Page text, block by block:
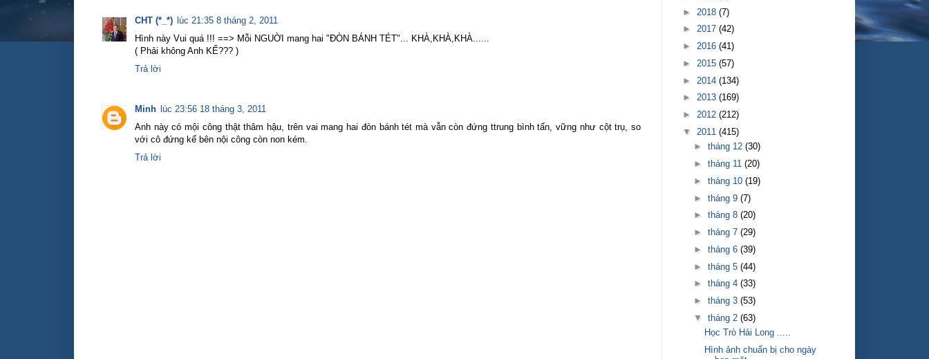
CHT (*_*) lúc 21:35 8 tháng 2, 2011
Hình này Vui quá !!! ==> Mỗi NGUỜI mang hai "ĐÒN BÁNH TÉT"... KHÀ,KHÀ,KHÀ......
( Phải không Anh KẾ??? )
Trả lời
Minh lúc 23:56 18 tháng 3, 2011
Anh này có mội công thật thâm hậu, trên vai mang hai đòn bánh tét mà vẫn còn đứng ttrung bình tấn, vững như cột trụ, so
với cô đứng kế bên nội công còn non kém.
Trả lời
► 2018 (7)
► 2017 (42)
► 2016 (41)
► 2015 (57)
► 2014 (134)
► 2013 (169)
► 2012 (212)
▼ 2011 (415)
► tháng 12 (30)
► tháng 11 (20)
► tháng 10 (19)
► tháng 9 (7)
► tháng 8 (20)
► tháng 7 (29)
► tháng 6 (39)
► tháng 5 (44)
► tháng 4 (33)
► tháng 3 (53)
▼ tháng 2 (63)
Học Trò Hải Long .....
Hình ảnh chuẩn bị cho ngày